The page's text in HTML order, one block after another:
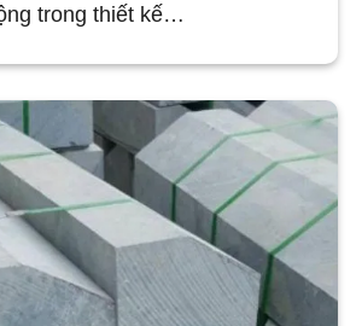
trong thiết kế…